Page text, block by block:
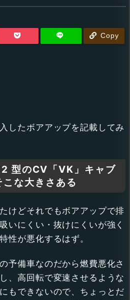
Copy
したボアアップを記載してみ
型のCV「VK」キャブ
な大きさある
けどそれでもボアアップで排
いにくい・抜けにくいが強く
性が悪化するはず。
予備車なのだから燃費悪化さ
、高回転で変速させるような
もできないので、ちょっとだ